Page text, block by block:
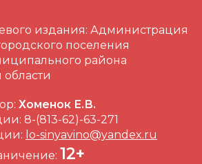
издания: Администрация
поселения
района
Хоменок Е.В.
8-(813-62)-63-271
lo-sinyavino@yandex.ru
12+